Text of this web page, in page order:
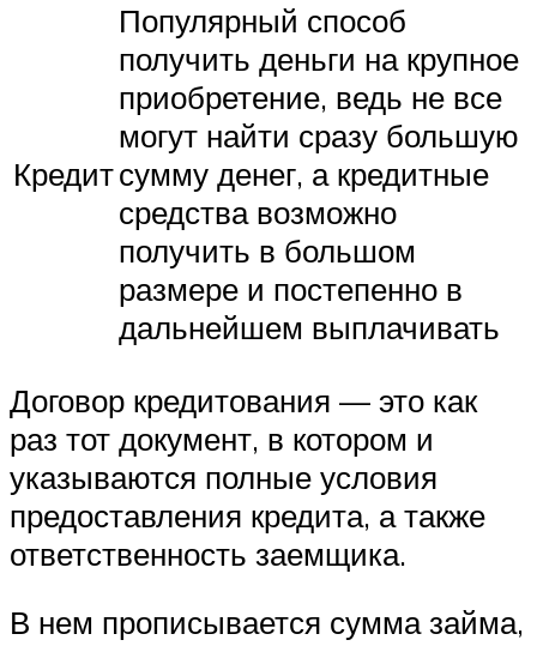
Кредит
Популярный способ
получить деньги на крупное
приобретение, ведь не все
могут найти сразу большую
сумму денег, а кредитные
средства возможно
получить в большом
размере и постепенно в
дальнейшем выплачивать
Договор кредитования — это как
раз тот документ, в котором и
указываются полные условия
предоставления кредита, а также
ответственность заемщика.
В нем прописывается сумма займа,